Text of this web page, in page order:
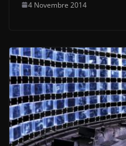
4 Novembre 2014